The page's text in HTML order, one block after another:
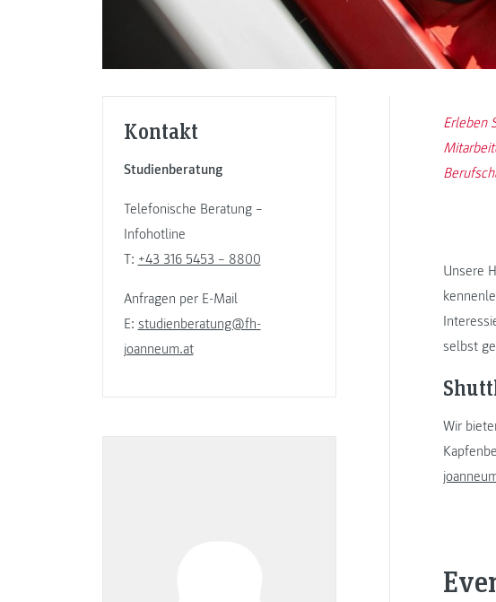
Kontakt
Studienberatung
Telefonische Beratung –
Infohotline
T: +43 316 5453 – 8800
Anfragen per E-Mail
E: studienberatung@fh-
joanneum.at
Erleben
Unsere
selbst
Wir